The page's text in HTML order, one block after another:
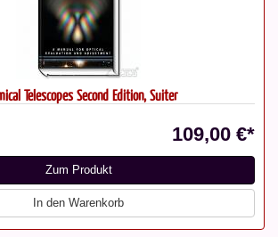
Telescopes Second Edition, Suiter
109,00 €*
Zum Produkt
In den Warenkorb